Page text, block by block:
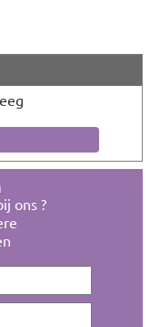
ons ?